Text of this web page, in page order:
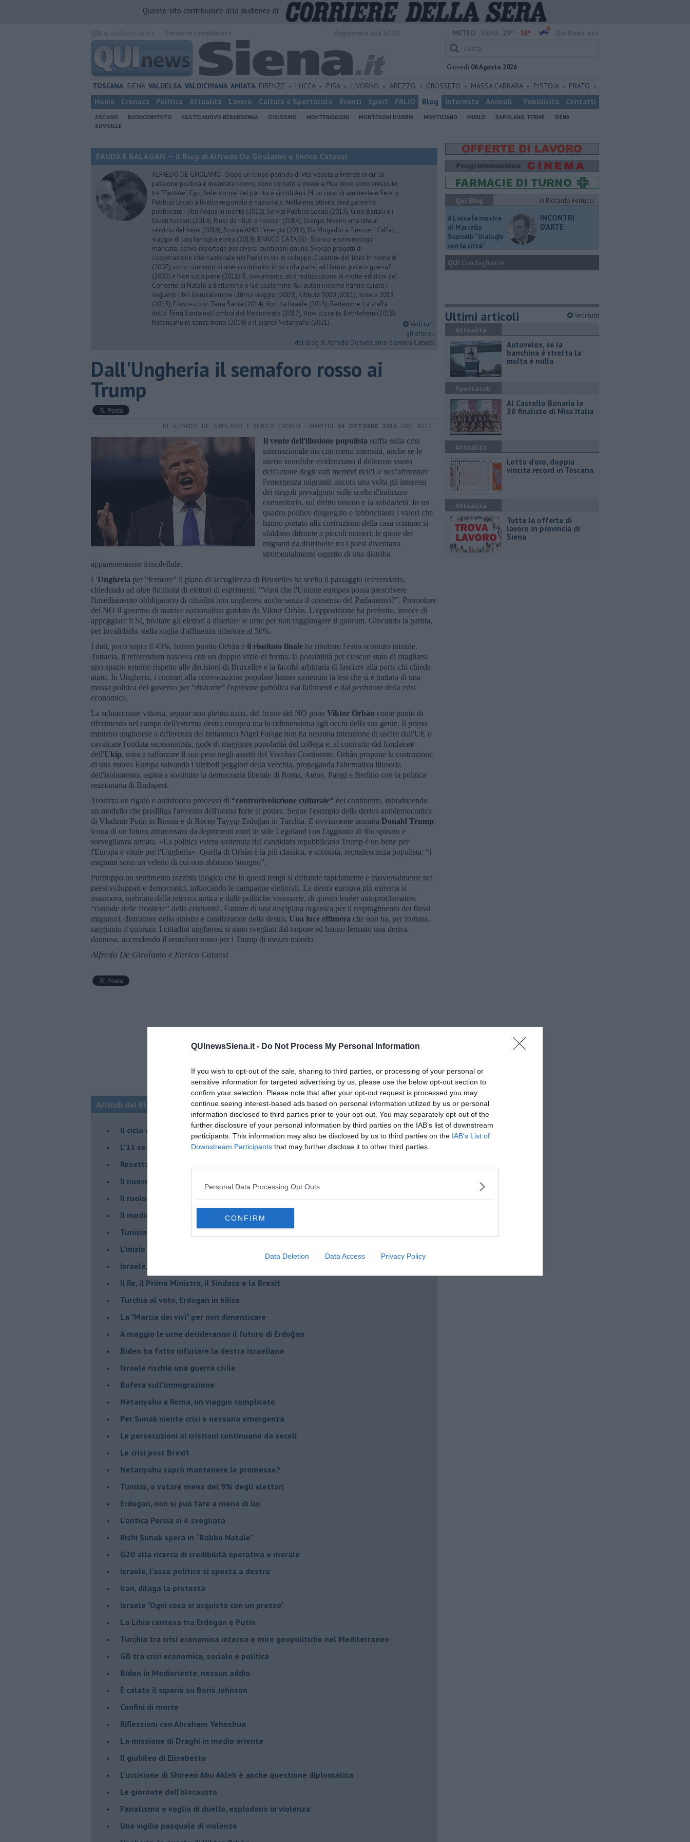
QUInewsSiena.it - Do Not Process My Personal Information
If you wish to opt-out of the sale, sharing to third parties, or processing of your personal or
sensitive information for targeted advertising by us, please use the below opt-out section to
confirm your selection. Please note that after your opt-out request is processed you may
continue seeing interest-based ads based on personal information utilized by us or personal
information disclosed to third parties prior to your opt-out. You may separately opt-out of the
further disclosure of your personal information by third parties on the IAB’s list of downstream
participants. This information may also be disclosed by us to third parties on the IAB’s List of
Downstream Participants that may further disclose it to other third parties.
Personal Data Processing Opt Outs
CONFIRM
Data Deletion Data Access Privacy Policy
Questo sito contribuisce alla audience di
METEO: 23° 36°
Giovedì 06 Agosto 2026
TOSCANA SIENA VALDELSA VALDICHIANA AMIATA FIRENZE LUCCA PISA LIVORNO AREZZO GROSSETO MASSA CARRARA PISTOIA PRATO
Home Cronaca Politica Attualità Lavoro Cultura e Spettacolo Eventi Sport PALIO Blog Interviste Animali Pubblicità Contatti
ASCIANO BUONCONVENTO CASTELNUOVO BERARDENGA CHIUSDINO MONTERIGGIONI MONTERONI D'ARBIA MONTICIANO MURLO RAPOLANO TERME
SIENA
SOVICILLE
FAUDA E BALAGAN — il Blog di Alfredo De Girolamo e Enrico Catassi
ALFREDO DE GIROLAMO - Dopo un lungo periodo di vita vissuta a Firenze in cui la
passione politica è diventata lavoro, sono tornato a vivere a Pisa dove sono cresciuto
tra “Pantere”, Fgci, federazione del partito e circoli Arci. Mi occupo di ambiente e Servizi
Pubblici Locali a livello regionale e nazionale. Nella mia attività divulgativa ho
pubblicato i libri Acqua in mente (2012), Servizi Pubblici Locali (2013), Gino Bartali e i
Giusti toscani (2014), Riusi: da rifiuti a risorse! (2014), Giorgio Nissim, una vita al
servizio del bene (2016), SosteniAMO l'energia (2018), Da Mogador a Firenze: i Caffaz,
viaggio di una famiglia ebrea (2019). ENRICO CATASSI - Storico e criminologo
mancato, scrivo reportage per diversi quotidiani online. Svolgo progetti di
cooperazione internazionale nei Paesi in via di sviluppo. Curatore del libro In nome di
(2007), sono contento di aver contribuito, in piccola parte, ad Hamas pace o guerra?
(2005) e Non solo pane (2011). E, ovviamente, alla realizzazione di molte edizioni del
Concerto di Natale a Betlemme e Gerusalemme. Gli autori insieme hanno curato i
seguenti libri: Gerusalemme ultimo viaggio (2009), Kibbutz 3000 (2011), Israele 2013
(2013), Francesco in Terra Santa (2014). Voci da Israele (2015), Betlemme. La stella
della Terra Santa nell'ombra del Medioriente (2017), How close to Bethlehem (2018),
Netanyahu re senza trono (2019) e Il Signor Netanyahu (2021).
Vedi tutti
gli articoli
del blog di Alfredo De Girolamo e Enrico Catassi
Dall'Ungheria il semaforo rosso ai
Trump
DI ALFREDO DE GIROLAMO E ENRICO CATASSI - MARTEDÌ 04 OTTOBRE 2016 ORE 00:12
Il vento dell'illusione populista soffia sulla crisi
internazionale ma con meno intensità, anche se le
isterie xenofobe evidenziano il doloroso vuoto
dell'azione degli stati membri dell'Ue nell'affrontare
l'emergenza migranti: ancora una volta gli interessi
dei singoli prevalgono sulle scelte d'indirizzo
comunitario, sul diritto umano e la solidarietà. In un
quadro politico disgregato e febbricitante i valori che
hanno portato alla costruzione della casa comune si
sfaldano difronte a piccoli numeri: le quote dei
migranti da distribuire tra i paesi diventano
strumentalmente oggetto di una diatriba
apparentemente irrisolvibile.
L'Ungheria per “fermare” il piano di accoglienza di Bruxelles ha scelto il passaggio referendario,
chiedendo ad oltre 8milioni di elettori di esprimersi: “Vuoi che l'Unione europea possa prescrivere
l'insediamento obbligatorio di cittadini non ungheresi anche senza il consenso del Parlamento?”. Promotore
del NO il governo di matrice nazionalista guidato da Viktor Orbàn. L'opposizione ha preferito, invece di
appoggiare il SI, invitare gli elettori a disertare le urne per non raggiungere il quorum. Giocando la partita,
per invalidarlo, della soglia d'affluenza inferiore al 50%.
I dati, poco sopra il 43%, hanno punito Orbàn e il risultato finale ha ribaltato l'esito scontato iniziale.
Tuttavia, il referendum nasceva con un doppio vizio di forma: la possibilità per ciascun stato di ritagliarsi
uno spazio esterno rispetto alle decisioni di Bruxelles e la facoltà arbitraria di lasciare alla porta chi chiede
aiuto. In Ungheria, i contrari alla convocazione popolare hanno sostenuto la tesi che si è trattato di una
mossa politica del governo per “distrarre” l'opinione pubblica dai fallimenti e dal perdurare della crisi
economica.
La schiacciante vittoria, seppur non plebiscitaria, del fronte del NO pone Viktor Orbàn come punto di
riferimento nel campo dell'estrema destra europea ma lo ridimensiona agli occhi della sua gente. Il primo
ministro ungherese a differenza del britannico Nigel Farage non ha nessuna intenzione di uscire dall'UE o
cavalcare l'ondata secessionista, gode di maggiore popolarità del collega e, al contrario del fondatore
dell'Ukip, mira a rafforzare il suo peso negli assetti del Vecchio Continente. Orbàn propone la costruzione
di una nuova Europa salvando i simboli peggiori della vecchia, propaganda l'alternativa illusoria
dell'isolamento, aspira a sostituire la democrazia liberale di Roma, Atene, Parigi e Berlino con la politica
reazionaria di Budapest.
Teorizza un rigido e antistorico processo di “controrivoluzione culturale” del continente, introducendo
un modello che prediliga l'avvento dell'uomo forte al potere. Segue l'esempio della deriva antidemocratica
di Vladimir Putin in Russia e di Recep Tayyip Erdoğan in Turchia. E ovviamente ammira Donald Trump,
icona di un futuro attraversato da deprimenti muri in stile Legoland con l'aggiunta di filo spinato e
sorveglianza armata. «La politica estera sostenuta dal candidato repubblicano Trump è un bene per
l'Europa e vitale per l'Ungheria». Quella di Orbàn è la più classica, e scontata, recrudescenza populista: “i
migranti sono un veleno di cui non abbiamo bisogno”.
Purtroppo un sentimento razzista illogico che in questi tempi si diffonde rapidamente e trasversalmente nei
paesi sviluppati e democratici, infuocando le campagne elettorali. La destra europea più estrema si
innamora, inebriata dalla retorica antica e dalle politiche visionarie, di questo leader autoproclamatosi
“custode delle frontiere” della cristianità. Fautore di una disciplina organica per il respingimento dei flussi
migratori, distruttore della sinistra e catalizzatore della destra. Una luce effimera che non ha, per fortuna,
raggiunto il quorum. I cittadini ungheresi si sono svegliati dal torpore ed hanno fermato una deriva
dannosa, accendendo il semaforo rosso per i Trump di mezzo mondo.
Alfredo De Girolamo e Enrico Catassi
Articoli dal Blog “Fauda e balagan” di Alfredo De Girolamo e Enrico Catassi
Il ciclo della violenza in Medioriente
L'11 settembre di Israele è iniziato il 7 ottobre 2023
Resettare l’era di Netanyahu
​Il nuovo corso dell’era di Erdogan
Il ruolo delle diplomazie nei conflitti
Il medioriente di Silvio
Tunisia rischiosa e strategica per l'Italia
L'inizio del “secolo della Turchia”
Israele, deciderà il borsone della spesa
Il Re, il Primo Ministro, il Sindaco e la Brexit
Turchia al voto, Erdogan in bilico
La "Marcia dei vivi" per non dimenticare
A maggio le urne decideranno il futuro di Erdoğan
Biden ha fatto infuriare la destra israeliana
Israele rischia una guerra civile
Bufera sull'immigrazione
Netanyahu a Roma, un viaggio complicato
Per Sunak niente crisi e nessuna emergenza
Le persecuzioni ai cristiani continuano da secoli
Le crisi post Brexit
Netanyahu saprà mantenere le promesse?
Tunisia, a votare meno del 9% degli elettori
Erdogan, non si può fare a meno di lui
L'antica Persia si è svegliata
Rishi Sunak spera in “Babbo Natale”
G20 alla ricerca di credibilità operativa e morale
Israele, l'asse politico si sposta a destra
Iran, dilaga la protesta
Israele "Ogni cosa si acquista con un prezzo"
La Libia contesa tra Erdogan e Putin
Turchia tra crisi economica interna e mire geopolitiche nel Mediterraneo
GB tra crisi economica, sociale e politica
Biden in Medioriente, nessun addio
È calato il sipario su Boris Johnson
Confini di morte
Riflessioni con Abraham Yehoshua
La missione di Draghi in medio oriente
Il giubileo di Elisabetta
L'uccisione di Shireen Abu Akleh è anche questione diplomatica
Le giornate dell'olocausto
Fanatismo e voglia di duello, esplodono in violenza
Una vigilia pasquale di violenze
Qui Blog
di Riccardo Ferrucci
A Lucca la mostra
di Marcello
Scarselli “Dialoghi
con la città"
INCONTRI
D'ARTE
QUI Condoglianze
Ultimi articoli Vedi tutti
Attualità
Autovelox, se la
banchina è stretta la
multa è nulla
Spettacoli
Al Castello Bonaria le
30 finaliste di Miss Italia
Attualità
Lotto d'oro, doppia
vincita record in Toscana
Attualità
​Tutte le offerte di
lavoro in provincia di
Siena